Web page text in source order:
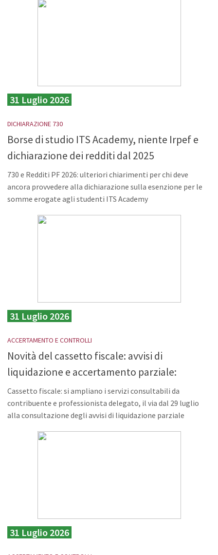
31 Luglio 2026
DICHIARAZIONE 730
Borse di studio ITS Academy, niente Irpef e
dichiarazione dei redditi dal 2025
730 e Redditi PF 2026: ulteriori chiarimenti per chi deve
ancora provvedere alla dichiarazione sulla esenzione per le
somme erogate agli studenti ITS Academy
31 Luglio 2026
ACCERTAMENTO E CONTROLLI
Novità del cassetto fiscale: avvisi di
liquidazione e accertamento parziale:
Cassetto fiscale: si ampliano i servizi consultabili da
contribuente e professionista delegato, il via dal 29 luglio
alla consultazione degli avvisi di liquidazione parziale
31 Luglio 2026